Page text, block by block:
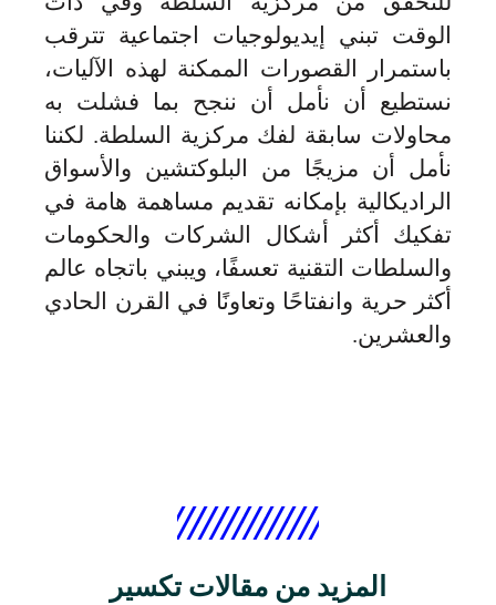
الوقت تبني إيديولوجيات اجتماعية تترقب
باستمرار القصورات الممكنة لهذه الآليات،
نستطيع أن نأمل أن ننجح بما فشلت به
محاولات سابقة لفك مركزية السلطة. لكننا
نأمل أن مزيجًا من البلوكتشين والأسواق
الراديكالية بإمكانه تقديم مساهمة هامة في
تفكيك أكثر أشكال الشركات والحكومات
والسلطات التقنية تعسفًا، ويبني باتجاه عالم
أكثر حرية وانفتاحًا وتعاونًا في القرن الحادي
والعشرين.
المزيد من مقالات تكسير